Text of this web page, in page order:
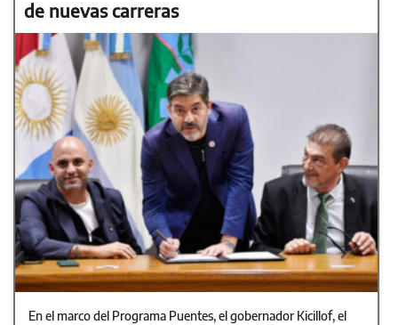
de nuevas carreras
En el marco del Programa Puentes, el gobernador Kicillof, el